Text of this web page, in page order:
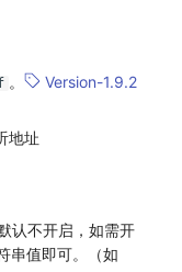
。
Version-1.9.2
地址
认不开启，如需开
串值即可。（如